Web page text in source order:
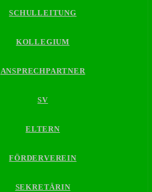
SCHULLEITUNG
KOLLEGIUM
ANSPRECHPARTNER
SV
ELTERN
FÖRDERVEREIN
SEKRETÄRIN